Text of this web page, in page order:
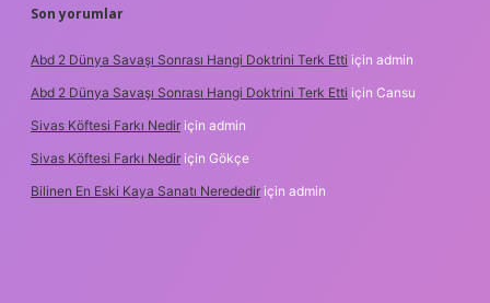
Son yorumlar
Abd 2 Dünya Savaşı Sonrası Hangi Doktrini Terk Etti için admin
Abd 2 Dünya Savaşı Sonrası Hangi Doktrini Terk Etti için Cansu
Sivas Köftesi Farkı Nedir için admin
Sivas Köftesi Farkı Nedir için Gökçe
Bilinen En Eski Kaya Sanatı Nerededir için admin